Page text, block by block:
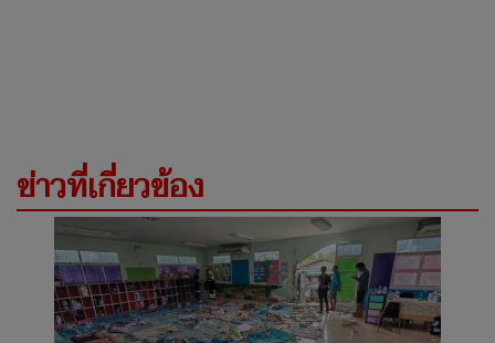
ข่าวที่เกี่ยวข้อง